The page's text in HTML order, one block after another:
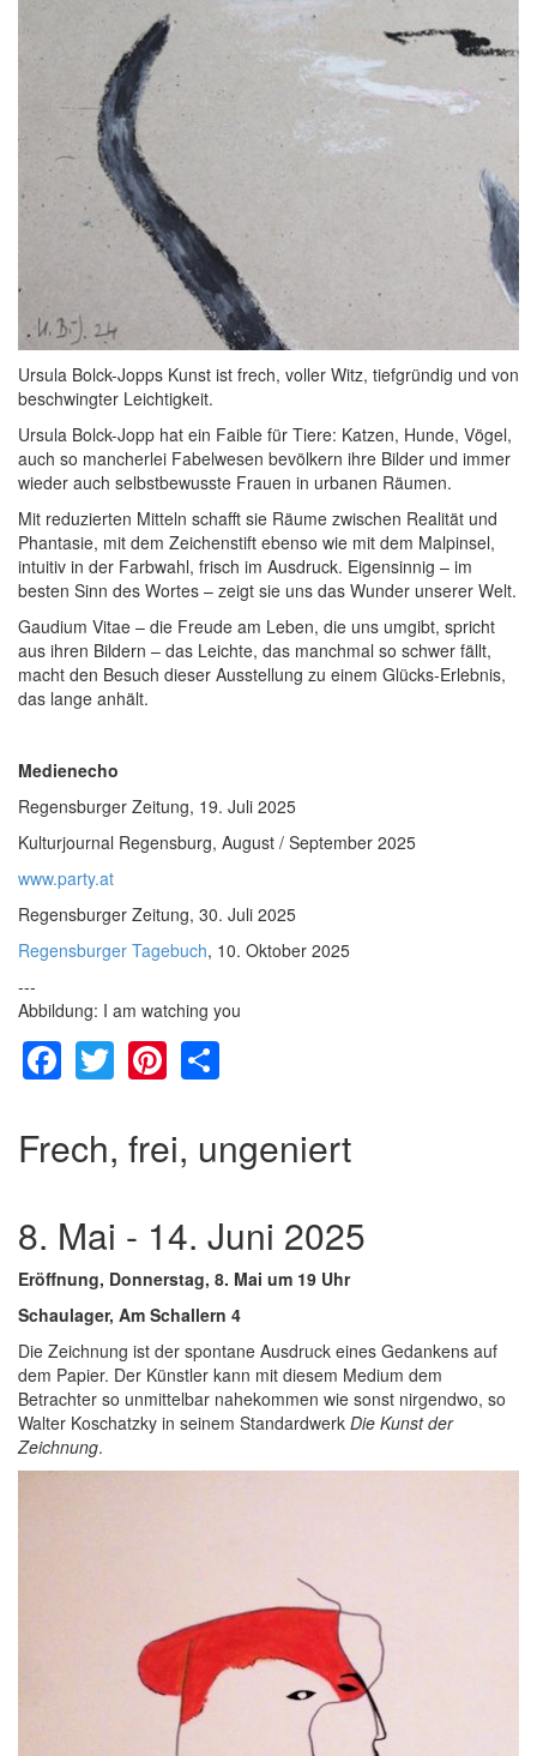
Ursula Bolck-Jopps Kunst ist frech, voller Witz, tiefgründig und von
beschwingter Leichtigkeit.
Ursula Bolck-Jopp hat ein Faible für Tiere: Katzen, Hunde, Vögel,
auch so mancherlei Fabelwesen bevölkern ihre Bilder und immer
wieder auch selbstbewusste Frauen in urbanen Räumen.
Mit reduzierten Mitteln schafft sie Räume zwischen Realität und
Phantasie, mit dem Zeichenstift ebenso wie mit dem Malpinsel,
intuitiv in der Farbwahl, frisch im Ausdruck. Eigensinnig – im
besten Sinn des Wortes – zeigt sie uns das Wunder unserer Welt.
Gaudium Vitae – die Freude am Leben, die uns umgibt, spricht
aus ihren Bildern – das Leichte, das manchmal so schwer fällt,
macht den Besuch dieser Ausstellung zu einem Glücks-Erlebnis,
das lange anhält.
Medienecho
Regensburger Zeitung, 19. Juli 2025
Kulturjournal Regensburg, August / September 2025
www.party.at
Regensburger Zeitung, 30. Juli 2025
Regensburger Tagebuch, 10. Oktober 2025
---
Abbildung: I am watching you
Facebook
TwitterPinterest
Frech, frei, ungeniert
8. Mai - 14. Juni 2025
Eröffnung, Donnerstag, 8. Mai um 19 Uhr
Schaulager, Am Schallern 4
Die Zeichnung ist der spontane Ausdruck eines Gedankens auf
dem Papier. Der Künstler kann mit diesem Medium dem
Betrachter so unmittelbar nahekommen wie sonst nirgendwo, so
Walter Koschatzky in seinem Standardwerk Die Kunst der
Zeichnung.